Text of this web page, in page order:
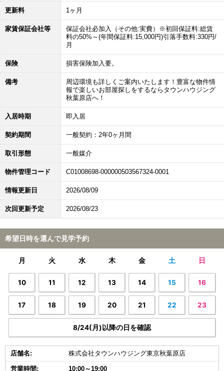
更新料 1ヶ月
家賃保証会社等
保証会社必加入（その他:実費）※初回保証料:総賃
料の50%～(年間保証料:15,000円)引落手数料:330円/
月
保険 損害保険加入要。
備考
周辺環境も詳しくご案内いたします！豊富な物件情
報で楽しいお部屋探しをするならタウンハウジング
秋葉原店へ！
入居時期 即入居
契約期間 一般契約：2年0ヶ月間
取引形態 一般媒介
物件管理コード C01008698-000000503567324-0001
情報更新日 2026/08/09
次回更新予定 2026/08/23
希望日時を選んで見学予約
月 火 水 木 金 土 日
10 11 12 13 14 15 16
17 18 19 20 21 22 23
8/24(月)以降の日を確認
店舗名: 株式会社タウンハウジング東京秋葉原店
営業時間: 10:00～19:00